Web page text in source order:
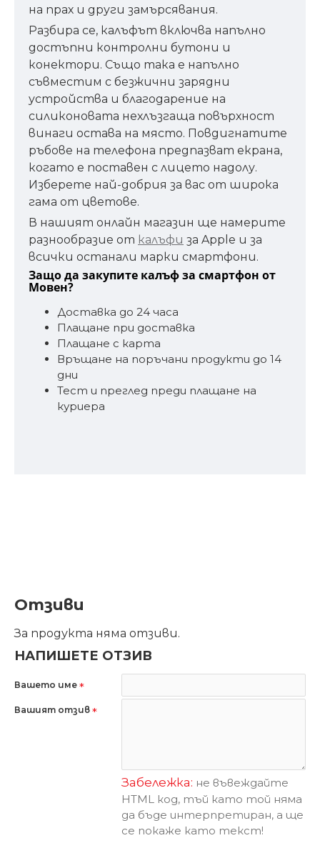
на прах и други замърсявания.
Разбира се, калъфът включва напълно
достъпни контролни бутони и
конектори. Също така е напълно
съвместим с безжични зарядни
устройства и благодарение на
силиконовата нехлъзгаща повърхност
винаги остава на място. Повдигнатите
ръбове на телефона предпазват екрана,
когато е поставен с лицето надолу.
Изберете най-добрия за вас от широка
гама от цветове.
В нашият онлайн магазин ще намерите
разнообразие от калъфи за Apple и за
всички останали марки смартфони.
Защо да закупите калъф за смартфон от
Мовен?
Доставка до 24 часа
Плащане при доставка
Плащане с карта
Връщане на поръчани продукти до 14
дни
Тест и преглед преди плащане на
куриера
Отзиви
За продукта няма отзиви.
НАПИШЕТЕ ОТЗИВ
Вашето име
Вашият отзив
Забележка: не въвеждайте
HTML код, тъй като той няма
да бъде интерпретиран, а ще
се покаже като текст!